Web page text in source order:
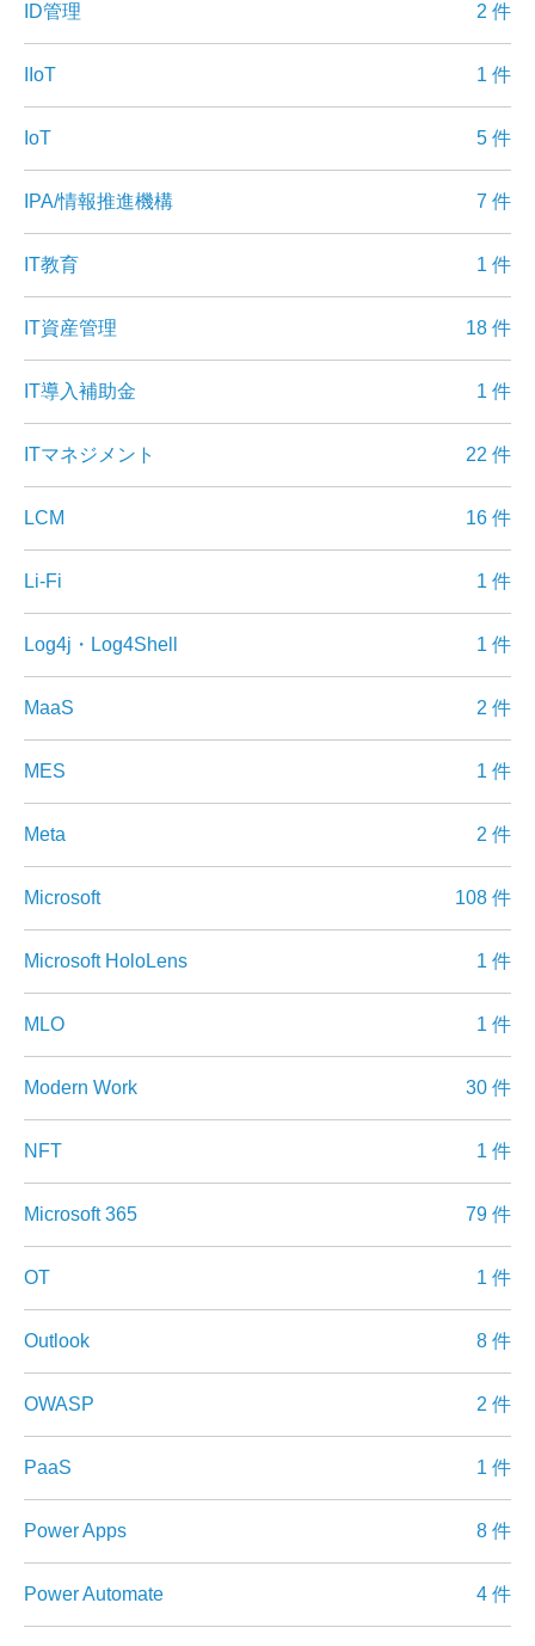
ID管理 2 件
IIoT 1 件
IoT 5 件
IPA/情報推進機構 7 件
IT教育 1 件
IT資産管理 18 件
IT導入補助金 1 件
ITマネジメント 22 件
LCM 16 件
Li-Fi 1 件
Log4j・Log4Shell 1 件
MaaS 2 件
MES 1 件
Meta 2 件
Microsoft 108 件
Microsoft HoloLens 1 件
MLO 1 件
Modern Work 30 件
NFT 1 件
Microsoft 365 79 件
OT 1 件
Outlook 8 件
OWASP 2 件
PaaS 1 件
Power Apps 8 件
Power Automate 4 件